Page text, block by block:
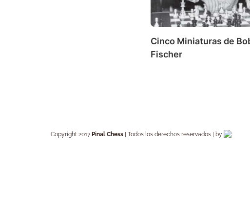
Cinco Miniaturas de
Fischer
Copyright 2017 Pinal Chess| Todos los derechos reservados | by